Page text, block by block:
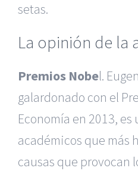
setas.
La opinión de la
Premios Nobel.
galardonado con el
Economía en 2013, es
académicos que más
causas que provocan